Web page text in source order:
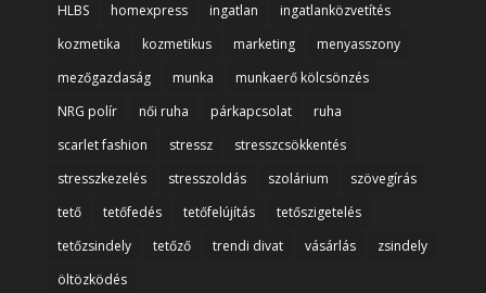
HLBS
homexpress ingatlan
ingatlanközvetítés
kozmetika
kozmetikus marketing
menyasszony
mezőgazdaság
munka
munkaerő kölcsönzés
NRG polír
női ruha párkapcsolat
ruha
scarlet fashion
stressz
stresszcsökkentés
stresszkezelés
stresszoldás szolárium
szövegírás
tető
tetőfedés tetőfelújítás
tetőszigetelés
tetőzsindely
tetőző trendi divat vásárlás
zsindely
öltözködés